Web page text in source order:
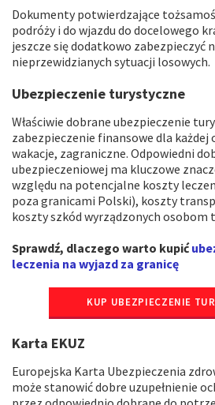
Dokumenty potwierdzające
podróży i do wjazdu do docelowego
jeszcze się dodatkowo zabezpieczyć
nieprzewidzianych sytuacji losowych.
Ubezpieczenie turystyczne
Właściwie dobrane ubezpieczenie
zabezpieczenie finansowe dla każdej
wakacje, zagraniczne. Odpowiedni
ubezpieczeniowej ma kluczowe
względu na potencjalne koszty
poza granicami Polski), koszty
koszty szkód wyrządzonych osobom
Sprawdź, dlaczego warto kupić
leczenia na wyjazd za granicę
KUP UBEZPIECZENIE
Karta EKUZ
Europejska Karta Ubezpieczenia
może stanowić dobre uzupełnienie